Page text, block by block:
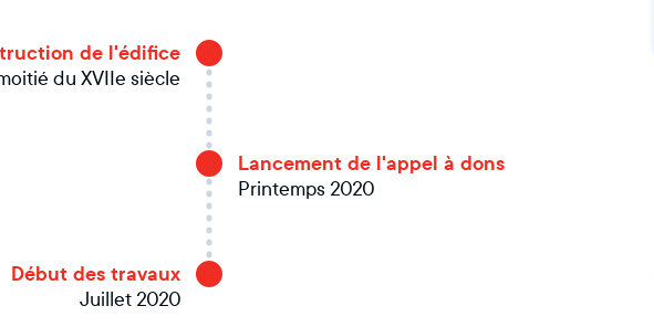
de l'édifice
du XVIIe siècle
Lancement de l'appel à dons
Printemps 2020
Début des travaux
Juillet 2020